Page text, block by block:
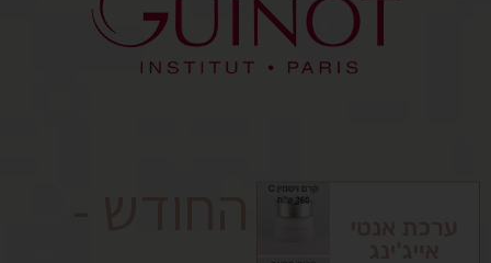
- נבחרי החודש -